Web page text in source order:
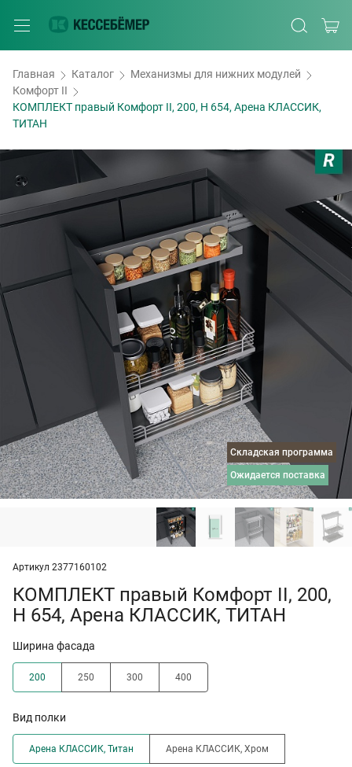
Главная Каталог
Механизмы для нижних модулей
Комфорт II
КОМПЛЕКТ правый Комфорт II, 200, H 654, Арена КЛАССИК,
ТИТАН
Складская программа
ожидается поставка
Артикул 2377160102
КОМПЛЕКТ правый Комфорт II, 200,
H 654, Арена КЛАССИК, ТИТАН
Ширина фасада
200 250 300 400
Вид полки
Арена КЛАССИК, Титан Арена КЛАССИК, Хром